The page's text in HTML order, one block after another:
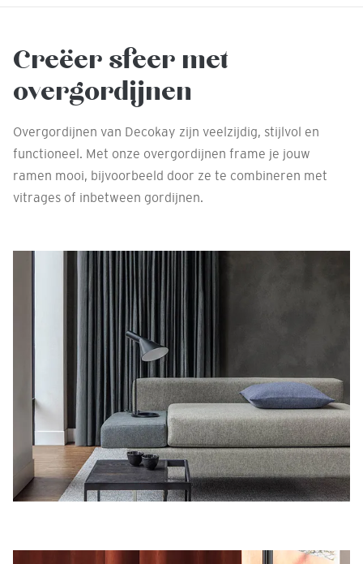
Creëer sfeer met
overgordijnen
Overgordijnen van Decokay zijn veelzijdig, stijlvol en
functioneel. Met onze overgordijnen frame je jouw
ramen mooi, bijvoorbeeld door ze te combineren met
vitrages of inbetween gordijnen.